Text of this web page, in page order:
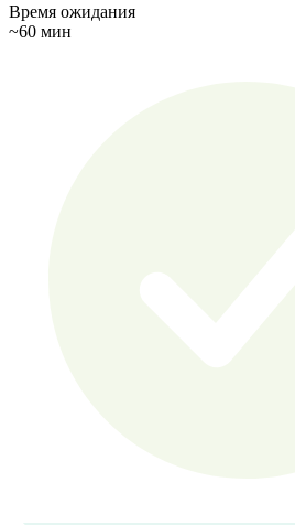
Время ожидания
~60 мин